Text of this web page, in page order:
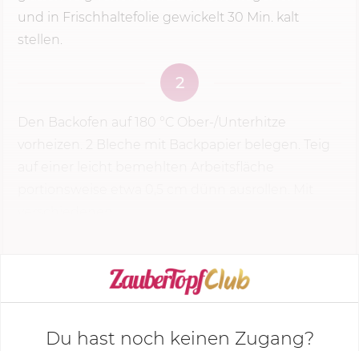
und in Frischhaltefolie gewickelt 30 Min. kalt
stellen.
2
Den Backofen auf 180 °C Ober-/Unterhitze
vorheizen. 2 Bleche mit Backpapier belegen. Teig
KOCHMODUS STARTEN
Du hast noch keinen Zugang?